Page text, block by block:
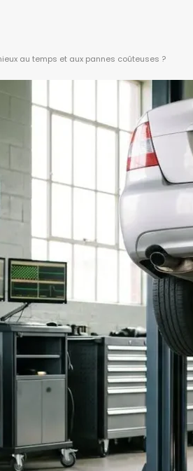
au temps et aux pannes coûteuses ?